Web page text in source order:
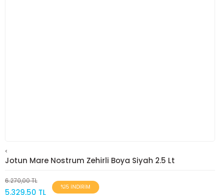
<
Jotun Mare Nostrum Zehirli Boya Siyah 2.5 Lt
6.270,00 TL
5.329,50 TL
%15 İNDİRİM